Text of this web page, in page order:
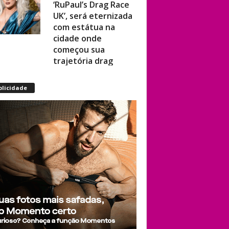
UK’, será eternizada
com estátua na
cidade onde
começou sua
trajetória drag
espanhol viram
assunto na web por
fotos “românticas”
em iate
Presença de
Shangela faz
estrelas de RuPaul’s
Drag Race
abandonarem festa
de aniversário de